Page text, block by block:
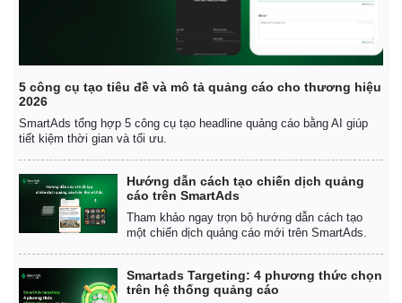
5 công cụ tạo tiêu đề và mô tả quảng cáo cho thương hiệu
2026
SmartAds tổng hợp 5 công cụ tạo headline quảng cáo bằng AI giúp
tiết kiệm thời gian và tối ưu.
Hướng dẫn cách tạo chiến dịch quảng
cáo trên SmartAds
Tham khảo ngay trọn bộ hướng dẫn cách tạo
một chiến dịch quảng cáo mới trên SmartAds.
Smartads Targeting: 4 phương thức chọn
trên hệ thống quảng cáo